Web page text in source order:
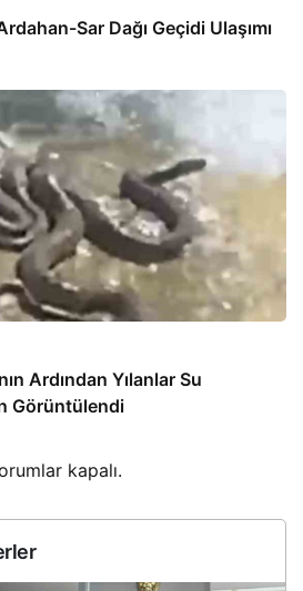
Sar Dağı Geçidi Ulaşımı
Ardından Yılanlar Su
Görüntülendi
kapalı.